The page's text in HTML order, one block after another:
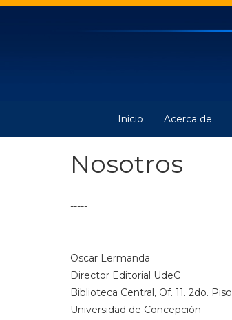
Pasar
Inicio Acerca de
Nosotros
-----
Oscar Lermanda
Director Editorial UdeC
Biblioteca Central, Of. 11. 2do. Piso
Universidad de Concepción